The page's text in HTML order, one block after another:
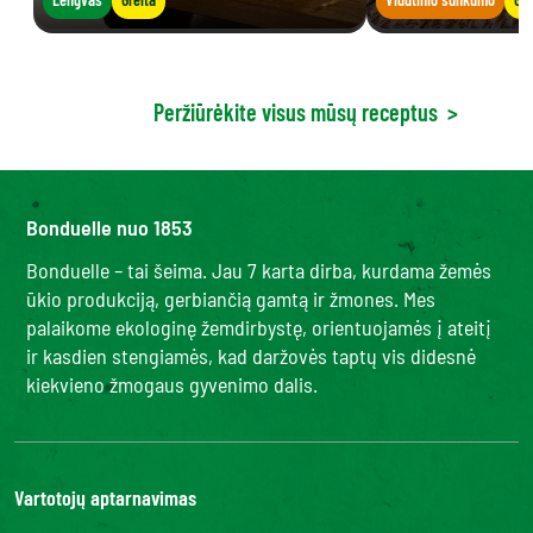
Peržiūrėkite visus mūsų receptus >
Bonduelle nuo 1853
Bonduelle – tai šeima. Jau 7 karta dirba, kurdama žemės
ūkio produkciją, gerbiančią gamtą ir žmones. Mes
palaikome ekologinę žemdirbystę, orientuojamės į ateitį
ir kasdien stengiamės, kad daržovės taptų vis didesnė
kiekvieno žmogaus gyvenimo dalis.
Vartotojų aptarnavimas